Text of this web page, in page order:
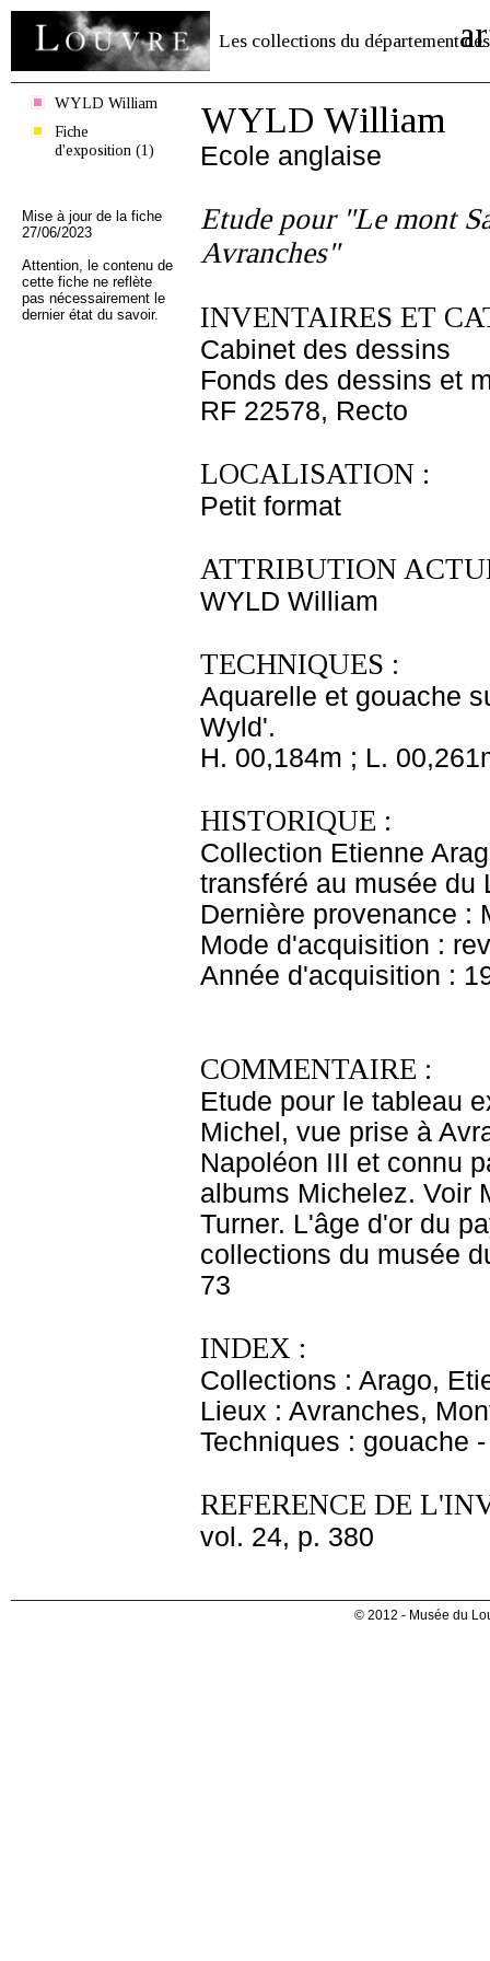
Les collections du département des
WYLD William
Fiche
d'exposition (1)
Mise à jour de la fiche
27/06/2023
Attention, le contenu de
cette fiche ne reflète
pas nécessairement le
dernier état du savoir.
WYLD William
Ecole anglaise
Etude pour "Le mont
Avranches"
INVENTAIRES ET
Cabinet des dessins
Fonds des dessins et
RF 22578, Recto
LOCALISATION :
Petit format
ATTRIBUTION
WYLD William
TECHNIQUES :
Aquarelle et gouache
Wyld'.
H. 00,184m ; L.
HISTORIQUE :
Collection Etienne
transféré au musée du
Dernière provenance :
Mode d'acquisition :
Année d'acquisition :
COMMENTAIRE :
Etude pour le tableau
Michel, vue prise à
Napoléon III et connu
albums Michelez. Voir
Turner. L'âge d'or du
collections du musée
73
INDEX :
Collections : Arago,
Lieux : Avranches,
Techniques : gouache
REFERENCE DE
vol. 24, p. 380
© 2012 - Musée du